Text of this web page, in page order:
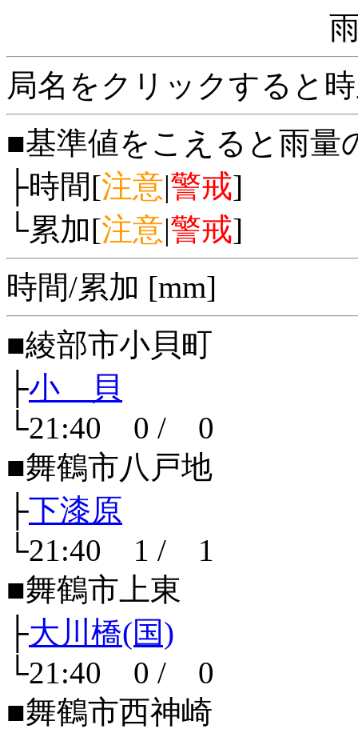
局名をクリックすると
■基準値をこえると雨量
├時間[注意|警戒]
└累加[注意|警戒]
時間/累加 [mm]
■綾部市小貝町
├小 貝
└21:40 0 / 0
■舞鶴市八戸地
├下漆原
└21:40 1 / 1
■舞鶴市上東
├大川橋(国)
└21:40 0 / 0
■舞鶴市西神崎